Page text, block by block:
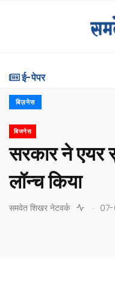
ई-पेपर
बिज़नेस
बिजनेस
सरकार ने एयर
लॉन्च किया
समवेत शिखर नेटवर्क .